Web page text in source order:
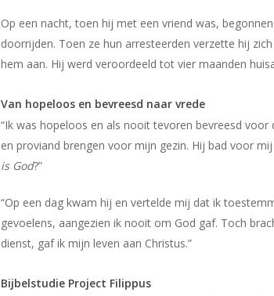
Op een nacht, toen hij met een vriend was,
doorrijden. Toen ze hun arresteerden verzette hij
hem aan. Hij werd veroordeeld tot vier maanden
Van hopeloos en bevreesd naar vrede
“Ik was hopeloos en als nooit tevoren bevreesd
en proviand brengen voor mijn gezin. Hij bad voor
is God?”
“Op een dag kwam hij en vertelde mij dat ik
gevoelens, aangezien ik nooit om God gaf. Toch
dienst, gaf ik mijn leven aan Christus.”
Bijbelstudie Project Filippus